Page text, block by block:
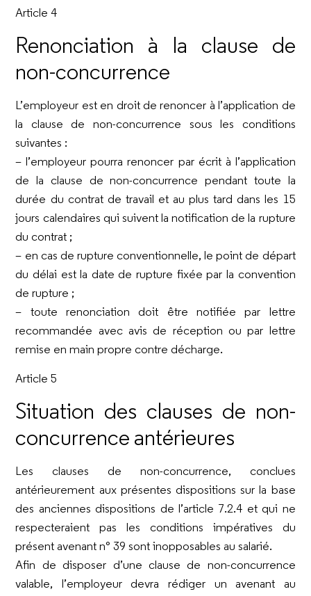
Article 4
Renonciation à la clause de
non-concurrence
L’employeur est en droit de renoncer à l’application de
la clause de non-concurrence sous les conditions
suivantes :
– l’employeur pourra renoncer par écrit à l’application
de la clause de non-concurrence pendant toute la
durée du contrat de travail et au plus tard dans les 15
jours calendaires qui suivent la notification de la rupture
du contrat ;
– en cas de rupture conventionnelle, le point de départ
du délai est la date de rupture fixée par la convention
de rupture ;
– toute renonciation doit être notifiée par lettre
recommandée avec avis de réception ou par lettre
remise en main propre contre décharge.
Article 5
Situation des clauses de non-
concurrence antérieures
Les clauses de non-concurrence, conclues
antérieurement aux présentes dispositions sur la base
des anciennes dispositions de l’article 7.2.4 et qui ne
respecteraient pas les conditions impératives du
présent avenant n° 39 sont inopposables au salarié.
Afin de disposer d’une clause de non-concurrence
valable, l’employeur devra rédiger un avenant au